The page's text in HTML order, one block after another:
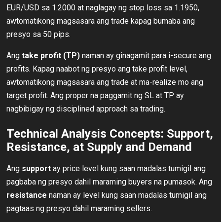
EUR/USD sa 1.2000 at naglagay ng stop loss sa 1.1950,
awtomatikong magsasara ang trade kapag bumaba ang
presyo sa 50 pips.
Angtake profit (TP) naman ay ginagamit para i-secure ang
profits. Kapag naabot ng presyo ang take profit level,
awtomatikong magsasara ang trade at ma-realize mo ang
target profit. Ang proper na paggamit ng SL at TP ay
nagbibigay ng disciplined approach sa trading.
Technical Analysis Concepts: Support,
Resistance, at Supply and Demand
Ang support ay price level kung saan madalas tumigil ang
pagbaba ng presyo dahil maraming buyers na pumasok. Ang
resistance naman ay level kung saan madalas tumigil ang
pagtaas ng presyo dahil maraming sellers.